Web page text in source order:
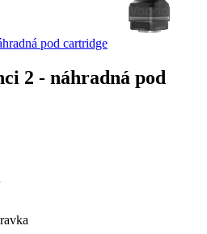
pod cartridge
2 - náhradná pod